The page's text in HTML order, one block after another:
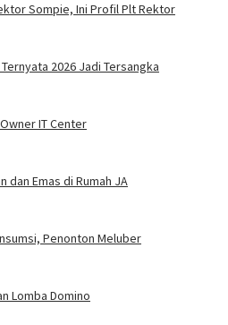
Sompie, Ini Profil Plt Rektor
2026 Jadi Tersangka
IT Center
dan Emas di Rumah JA
Penonton Meluber
Lomba Domino